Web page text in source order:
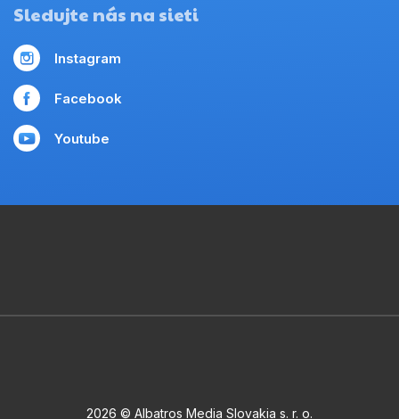
Sledujte nás na sieti
Instagram
Facebook
Youtube
2026 © Albatros Media Slovakia s. r. o.